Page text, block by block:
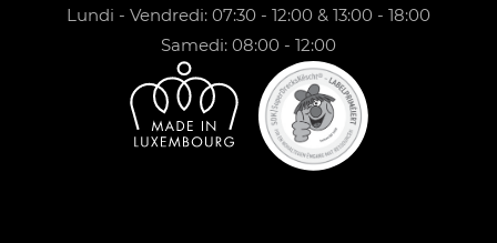
Lundi - Vendredi: 07:30 - 12:00 & 13:00 - 18:00
Samedi: 08:00 - 12:00